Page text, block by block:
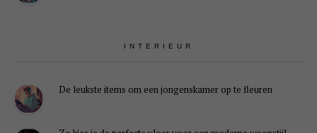
INTERIEUR
De leukste items om een jongenskamer op te fleuren
kunt
uitgeschakeld.